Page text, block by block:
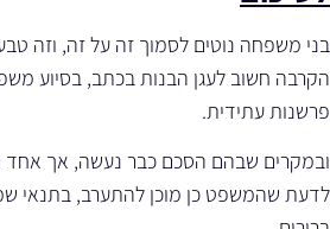
בני משפחה נוטים לסמוך זה על זה, וזה
הקרבה חשוב לעגן הבנות בכתב, בסיוע
פרשנות עתידית.
ובמקרים שבהם הסכם כבר נעשה, אך
לדעת שהמשפט כן מוכן להתערב, בתנאי